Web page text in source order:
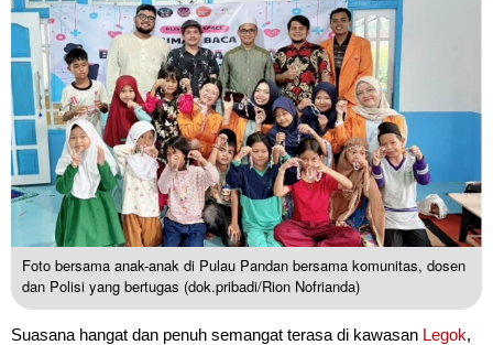
Foto bersama anak-anak di Pulau Pandan bersama komunitas, dosen
dan Polisi yang bertugas (dok.pribadi/Rion Nofrianda)
Suasana hangat dan penuh semangat terasa di kawasan Legok,